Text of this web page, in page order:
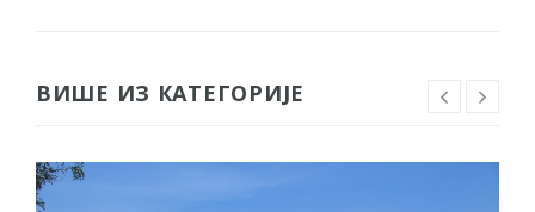
ВИШЕ ИЗ КАТЕГОРИЈЕ